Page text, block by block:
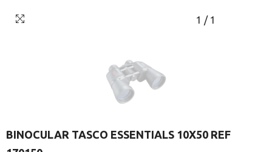
1 / 1
BINOCULAR TASCO ESSENTIALS 10X50 REF